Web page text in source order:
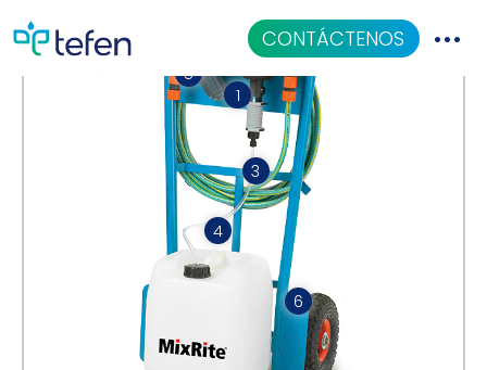
CONTÁCTENOS
Centro De Conocimiento
Quiénes Somos
1
Válvula antisifón
2
3
Gancho de manguera
en la parte trasera de la
unidad
4
35 litros (9,5 galones de
5
La válvula de retención
6
Neumáticos de goma